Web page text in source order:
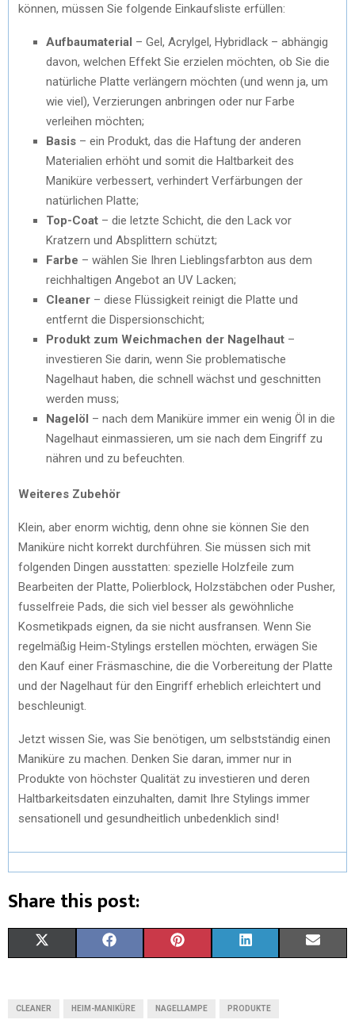
können, müssen Sie folgende Einkaufsliste erfüllen:
Aufbaumaterial – Gel, Acrylgel, Hybridlack – abhängig
davon, welchen Effekt Sie erzielen möchten, ob Sie die
natürliche Platte verlängern möchten (und wenn ja, um
wie viel), Verzierungen anbringen oder nur Farbe
verleihen möchten;
Basis – ein Produkt, das die Haftung der anderen
Materialien erhöht und somit die Haltbarkeit des
Maniküre verbessert, verhindert Verfärbungen der
natürlichen Platte;
Top-Coat – die letzte Schicht, die den Lack vor
Kratzern und Absplittern schützt;
Farbe – wählen Sie Ihren Lieblingsfarbton aus dem
reichhaltigen Angebot an UV Lacken;
Cleaner – diese Flüssigkeit reinigt die Platte und
entfernt die Dispersionschicht;
Produkt zum Weichmachen der Nagelhaut –
investieren Sie darin, wenn Sie problematische
Nagelhaut haben, die schnell wächst und geschnitten
werden muss;
Nagelöl – nach dem Maniküre immer ein wenig Öl in die
Nagelhaut einmassieren, um sie nach dem Eingriff zu
nähren und zu befeuchten.
Weiteres Zubehör
Klein, aber enorm wichtig, denn ohne sie können Sie den
Maniküre nicht korrekt durchführen. Sie müssen sich mit
folgenden Dingen ausstatten: spezielle Holzfeile zum
Bearbeiten der Platte, Polierblock, Holzstäbchen oder Pusher,
fusselfreie Pads, die sich viel besser als gewöhnliche
Kosmetikpads eignen, da sie nicht ausfransen. Wenn Sie
regelmäßig Heim-Stylings erstellen möchten, erwägen Sie
den Kauf einer Fräsmaschine, die die Vorbereitung der Platte
und der Nagelhaut für den Eingriff erheblich erleichtert und
beschleunigt.
Jetzt wissen Sie, was Sie benötigen, um selbstständig einen
Maniküre zu machen. Denken Sie daran, immer nur in
Produkte von höchster Qualität zu investieren und deren
Haltbarkeitsdaten einzuhalten, damit Ihre Stylings immer
sensationell und gesundheitlich unbedenklich sind!
Share this post:
CLEANER HEIM-MANIKÜRE NAGELLAMPE PRODUKTE